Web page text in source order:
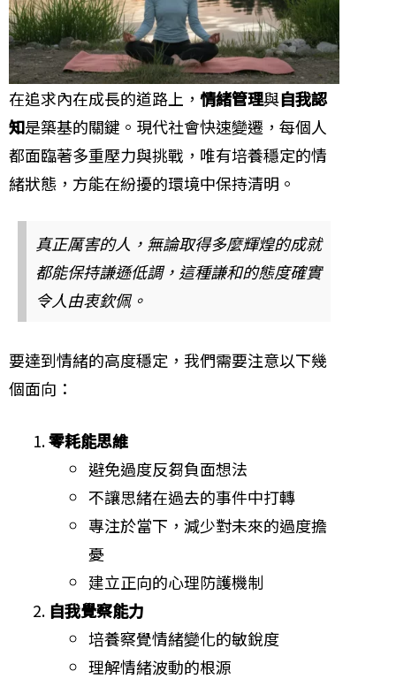
在追求內在成長的道路上， 情緒管理與自我認
知是築基的關鍵。現代社會快速變遷，每個人
都面臨著多重壓力與挑戰，唯有培養穩定的情
緒狀態，方能在紛擾的環境中保持清明。
真正厲害的人，無論取得多麼輝煌的成就
都能保持謙遜低調，這種謙和的態度確實
令人由衷欽佩。
要達到情緒的高度穩定，我們需要注意以下幾
個面向：
零耗能思維
避免過度反芻負面想法
不讓思緒在過去的事件中打轉
專注於當下，減少對未來的過度擔
憂
建立正向的心理防護機制
自我覺察能力
培養察覺情緒變化的敏銳度
理解情緒波動的根源